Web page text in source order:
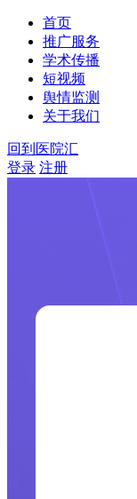
首页
推广服务
学术传播
短视频
舆情监测
关于我们
回到医院汇
登录 注册